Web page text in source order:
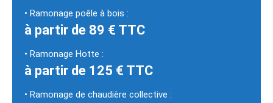
• Ramonage poêle à bois :
à partir de 89 € TTC
• Ramonage Hotte :
à partir de 125 € TTC
• Ramonage de chaudière collective :